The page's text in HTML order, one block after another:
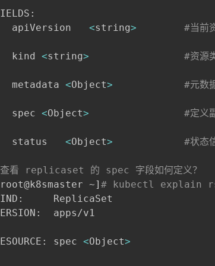
   apiVersion
<string> #当前
   kind
<string> #资源
   metadata
<Object> #元数
   spec
<Object> #定义
   status
<Object> #状态
看 replicaset 的 spec 字段如何定义？
root@k8smaster ~]# kubectl explain
ReplicaSet
apps/v1
spec <Object>